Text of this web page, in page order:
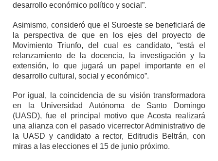
desarrollo económico político y social”.
Asimismo, consideró que el Suroeste se beneficiará de
la perspectiva de que en los ejes del proyecto de
Movimiento Triunfo, del cual es candidato, “está el
relanzamiento de la docencia, la investigación y la
extensión, lo que jugará un papel importante en el
desarrollo cultural, social y económico”.
Por igual, la coincidencia de su visión transformadora
en la Universidad Autónoma de Santo Domingo
(UASD), fue el principal motivo que Acosta realizará
una alianza con el pasado vicerrector Administrativo de
la UASD y candidato a rector, Editrudis Beltrán, con
miras a las elecciones el 15 de junio próximo.